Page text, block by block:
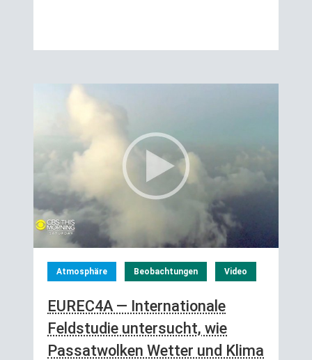
Atmosphäre Beobachtungen Video
EUREC4A — Internationale
Feldstudie untersucht, wie
Passatwolken Wetter und Klima